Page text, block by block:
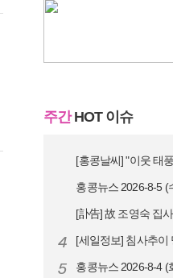
주간HOT 이슈
[홍콩날씨] "이웃 태풍까지
홍콩뉴스 2026-8-5 (
[訃告] 故 조영숙 집
4 [세일정보] 침사추이 명품
5 홍콩뉴스 2026-8-4 (